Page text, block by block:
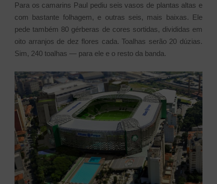
Para os camarins Paul pediu seis vasos de plantas altas e
com bastante folhagem, e outras seis, mais baixas. Ele
pede também 80 gérberas de cores sortidas, divididas em
oito arranjos de dez flores cada. Toalhas serão 20 dúzias.
Sim, 240 toalhas — para ele e o resto da banda.